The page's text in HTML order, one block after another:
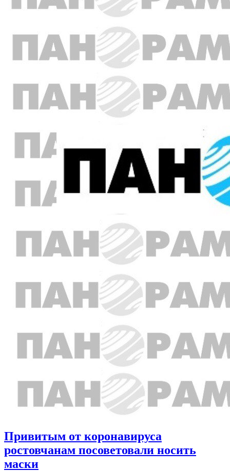
Привитым от коронавируса
ростовчанам посоветовали носить
маски